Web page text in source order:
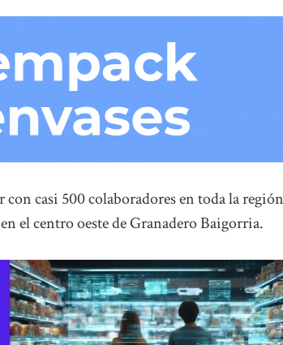
casi 500 colaboradores en toda la
el centro oeste de Granadero Baigorria.